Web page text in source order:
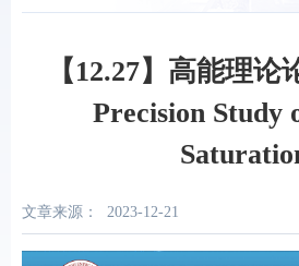
【12.27】高能理论
Precision Study
文章来源： 2023-12-21